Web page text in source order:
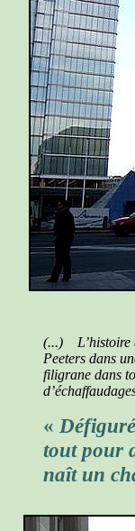
(...) L’histoire
Peeters dans
filigrane dans
«
tout pour
naît un